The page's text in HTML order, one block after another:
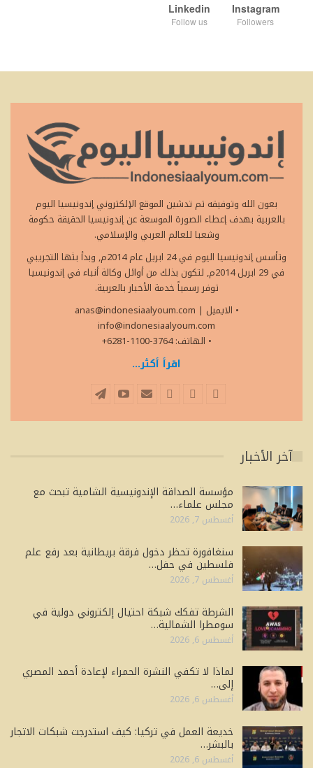
Instagram
Followers
Linkedin
Follow us
بعون الله وتوفيقه تم تدشين الموقع الإلكتروني إندونيسيا اليوم
بالعربية بهدف إعطاء الصورة الموسعة عن إندونيسيا الحقيقة حكومة
وشعبا للعالم العربي والإسلامي.
وتأسس إندونيسيا اليوم في 24 ابريل عام 2014م, وبدأ بثها التجريبي
في 29 ابريل 2014م, لتكون بذلك من أوائل وكالة أنباء في إندونيسيا
توفر رسمياً خدمة الأخبار بالعربية.
• الايميل
anas@indonesiaalyoum.com |
info@indonesiaalyoum.com
• الهاتف: 3764-1100-6281+
اقرأ أكثر...
آخر الأخبار
مؤسسة الصداقة الإندونيسية الشامية تبحث مع
مجلس علماء…
أغسطس 7, 2026
سنغافورة تحظر دخول فرقة بريطانية بعد رفع علم
فلسطين في حفل…
أغسطس 7, 2026
الشرطة تفكك شبكة احتيال إلكتروني دولية في
سومطرا الشمالية…
أغسطس 6, 2026
لماذا لا تكفي النشرة الحمراء لإعادة أحمد المصري
إلى…
أغسطس 6, 2026
خديعة العمل في تركيا: كيف استدرجت شبكات الاتجار
بالبشر…
أغسطس 6, 2026